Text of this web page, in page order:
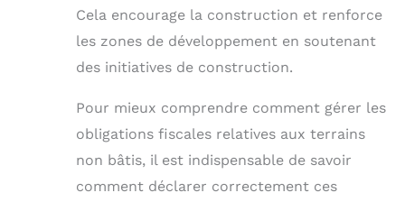
Cela encourage la construction et renforce
les zones de développement en soutenant
des initiatives de construction.
Pour mieux comprendre comment gérer les
obligations fiscales relatives aux terrains
non bâtis, il est indispensable de savoir
comment déclarer correctement ces